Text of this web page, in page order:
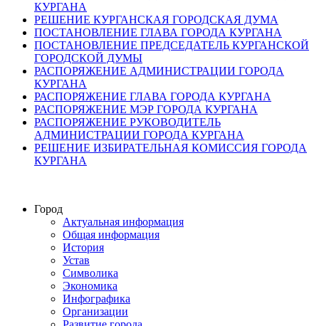
КУРГАНА
РЕШЕНИЕ КУРГАНСКАЯ ГОРОДСКАЯ ДУМА
ПОСТАНОВЛЕНИЕ ГЛАВА ГОРОДА КУРГАНА
ПОСТАНОВЛЕНИЕ ПРЕДСЕДАТЕЛЬ КУРГАНСКОЙ
ГОРОДСКОЙ ДУМЫ
РАСПОРЯЖЕНИЕ АДМИНИСТРАЦИИ ГОРОДА
КУРГАНА
РАСПОРЯЖЕНИЕ ГЛАВА ГОРОДА КУРГАНА
РАСПОРЯЖЕНИЕ МЭР ГОРОДА КУРГАНА
РАСПОРЯЖЕНИЕ РУКОВОДИТЕЛЬ
АДМИНИСТРАЦИИ ГОРОДА КУРГАНА
РЕШЕНИЕ ИЗБИРАТЕЛЬНАЯ КОМИССИЯ ГОРОДА
КУРГАНА
Город
Актуальная информация
Общая информация
История
Устав
Символика
Экономика
Инфографика
Организации